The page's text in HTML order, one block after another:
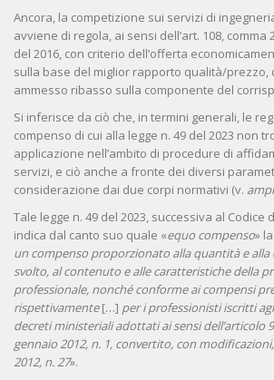
Ancora, la competizione sui servizi di
avviene di regola, ai sensi dell’art. 108, comma
del 2016, con criterio dell’offerta
sulla base del miglior rapporto qualità/prezzo,
ammesso ribasso sulla componente del
Si inferisce da ciò che, in termini generali, le
compenso di cui alla legge n. 49 del 2023 non
applicazione nell’ambito di procedure di
servizi, e ciò anche a fronte dei diversi
considerazione dai due corpi normativi (v.
Tale legge n. 49 del 2023, successiva al Codice
indica dal canto suo quale «equo compenso»
un compenso proporzionato alla quantità e alla
svolto, al contenuto e alle caratteristiche della
professionale, nonché conforme ai compensi
rispettivamente[…] per i professionisti iscritti
decreti ministeriali adottati ai sensi dell’articolo
gennaio 2012, n. 1, convertito, con
2012, n. 27».